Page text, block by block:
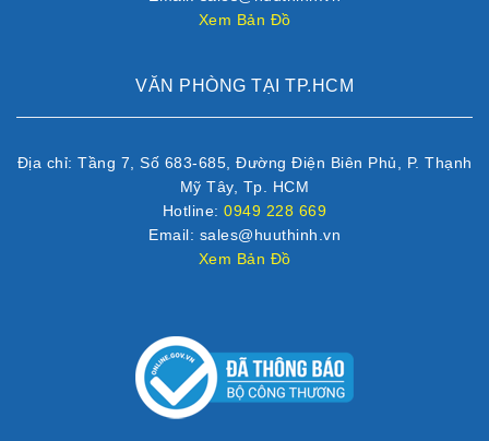
Xem Bản Đồ
VĂN PHÒNG TẠI TP.HCM
Địa chỉ: Tầng 7, Số 683-685, Đường Điện Biên Phủ, P. Thạnh
Mỹ Tây, Tp. HCM
Hotline:0949 228 669
Email: sales@huuthinh.vn
Xem Bản Đồ